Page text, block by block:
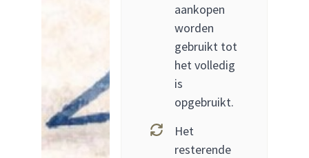
aankopen
worden
gebruikt tot
het volledig
is
opgebruikt.
Het
resterende